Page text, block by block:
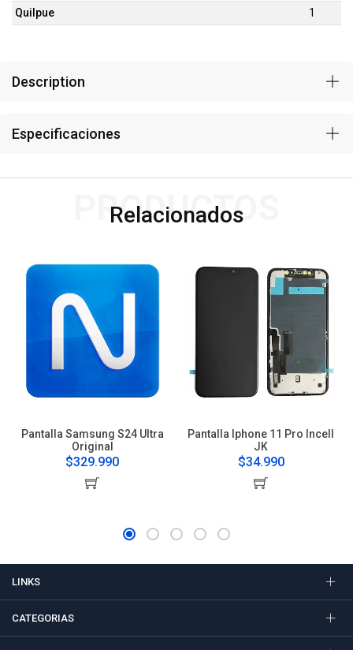
Quilpue
1
Description
Especificaciones
Relacionados
PRODUCTOS
Pantalla Samsung S24 Ultra
Original
$329.990
Pantalla Iphone 11 Pro Incell
JK
$34.990
LINKS
CATEGORIAS